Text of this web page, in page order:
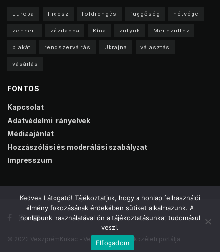
Europa Fidesz földrengés függőség hétvége
koncert kézilabda Kína kütyük Menekültek
plakát rendszerváltás Ukrajna választás
vásárlás
FONTOS
Kapcsolat
Adatvédelmi irányelvek
Médiaajánlat
Hozzászólási és moderálási szabályzat
Impresszum
© 2023 VeszprémKukac - Veszprém online közéleti portálja
Kedves Látogató! Tájékoztatjuk, hogy a honlap felhasználói
élmény fokozásának érdekében sütiket alkalmazunk. A
honlapunk használatával ön a tájékoztatásunkat tudomásul
veszi.
Elfogadom